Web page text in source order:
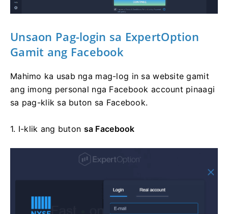
Unsaon Pag-login sa ExpertOption
Gamit ang Facebook
Mahimo ka usab nga mag-log in sa website gamit
ang imong personal nga Facebook account pinaagi
sa pag-klik sa buton sa Facebook.
1. I-klik ang buton sa Facebook